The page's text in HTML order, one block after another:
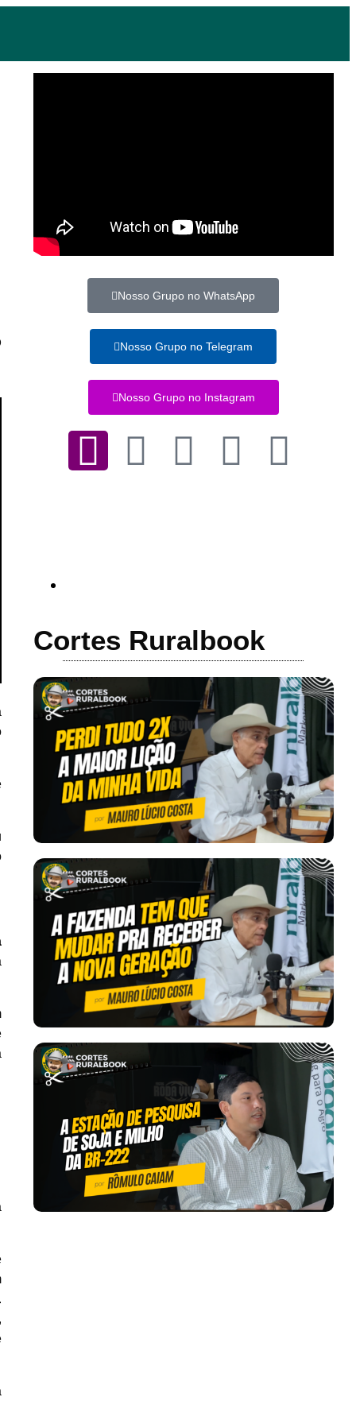
Nosso Grupo no WhatsApp
Nosso Grupo no Telegram
Nosso Grupo no Instagram
Cortes Ruralbook